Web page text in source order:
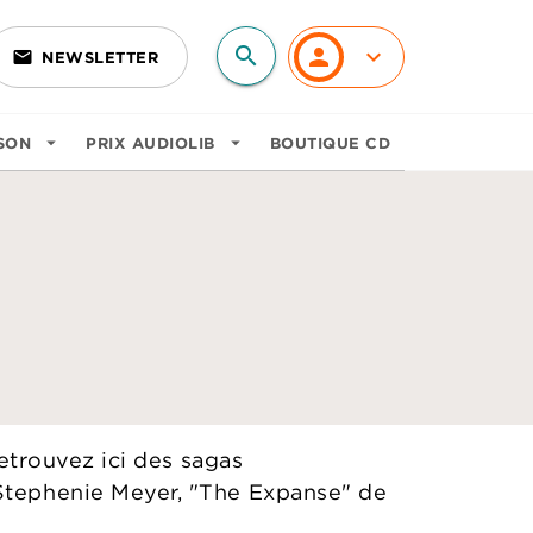
email NEWSLETTER search personn keyboard_arrow_down
arrow_drop_down PRIX AUDIOLIB arrow_drop_down BOUTIQUE CD
ici des sagas
Meyer, "The Expanse" de